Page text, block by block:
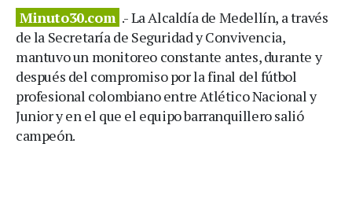
Minuto30.com .- La Alcaldía de Medellín, a través
de la Secretaría de Seguridad y Convivencia,
mantuvo un monitoreo constante antes, durante y
después del compromiso por la final del fútbol
profesional colombiano entre Atlético Nacional y
Junior y en el que el equipo barranquillero salió
campeón.